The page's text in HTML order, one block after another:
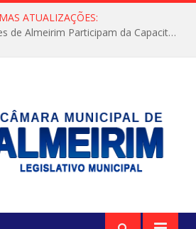
ATUALIZAÇÕES:
Servidores e Vereadores de Almeirim Participam da Capacitação “Orientar é a Nossa Missão”